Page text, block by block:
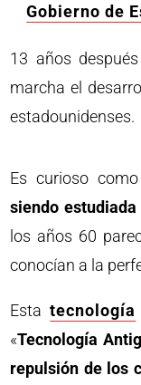
Gobierno de
13 años
marcha el
estadounidenses.
Es curioso
siendo estudiada
los años 60
conocían a la
Estatecnología
«Tecnología
repulsión de los